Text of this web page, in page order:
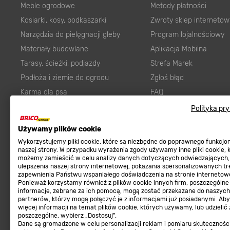
Polityka
Używamy plików cookie
Wykorzystujemy pliki cookie, które są niezbędne do poprawnego
naszej strony. W przypadku wyrażenia zgody używamy inne pliki cookie,
możemy zamieścić w celu analizy danych dotyczących odwiedzających,
ulepszenia naszej strony internetowej, pokazania spersonalizowanych
zapewnienia Państwu wspaniałego doświadczenia na stronie
Ponieważ korzystamy również z plików cookie innych firm, poszczególne
informacje, zebrane za ich pomocą, mogą zostać przekazane do naszych
partnerów, którzy mogą połączyć je z informacjami już posiadanymi.
więcej informacji na temat plików cookie, których używamy, lub udzielić
poszczególne, wybierz „Dostosuj”.
Dane są gromadzone w celu personalizacji reklam i pomiaru
Meble ogrodowe
Kosiarki, kosy, podkaszarki
Narzędzia do pielęgnacji gleby
Materiały budowlane
Tarasy, ścieżki, podjazdy
Podłoża i ziemie do ogrodu
Karma dla psa
Farby wewnętrzne białe
Elektryka
Panele
Elektronarzędzia
Płytki
Panele podłogowe
Płyty OSB/HDF
Grabie do ogrodu
Metody płatności
Zwroty sklep
Program lojalnościowy
Aplikacja Mobilna
Strefa Marek
Zgłoś błąd
FAQ
Prawny obowiązek
Regulaminy
Regulaminy
Polityka prywatności